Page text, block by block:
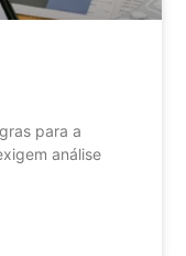
para a
análise